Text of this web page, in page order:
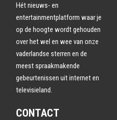
Hét nieuws- en
entertainmentplatform waar je
op de hoogte wordt gehouden
over het wel en wee van onze
vaderlandse sterren en de
meest spraakmakende
gebeurtenissen uit internet en
televisieland.
CONTACT